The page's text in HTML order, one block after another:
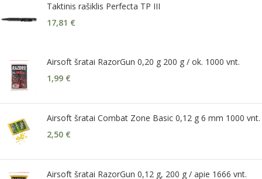
Taktinis rašiklis Perfecta TP III
17,81 €
Airsoft šratai RazorGun 0,20 g 200 g / ok. 1000 vnt.
1,99 €
Airsoft šratai Combat Zone Basic 0,12 g 6 mm 1000 vnt.
2,50 €
Airsoft šratai RazorGun 0,12 g, 200 g / apie 1666 vnt.